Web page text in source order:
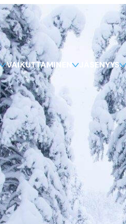
VAIKUTTAMINEN JÄSENYYS